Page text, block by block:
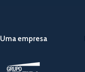
Uma empresa